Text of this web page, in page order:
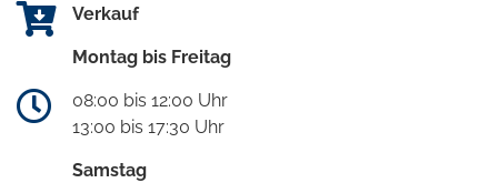
Verkauf
Montag bis Freitag
08:00 bis 12:00 Uhr
13:00 bis 17:30 Uhr
Samstag